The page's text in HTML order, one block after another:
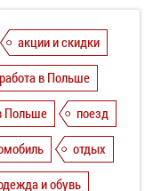
акции и скидки
работа в Польше
Польше
поезд
отдых
и обувь